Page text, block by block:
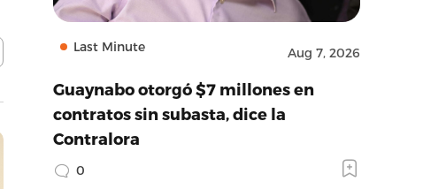
Last Minute Aug 7, 2026
Guaynabo otorgó $7 millones en
contratos sin subasta, dice la
Contralora
0